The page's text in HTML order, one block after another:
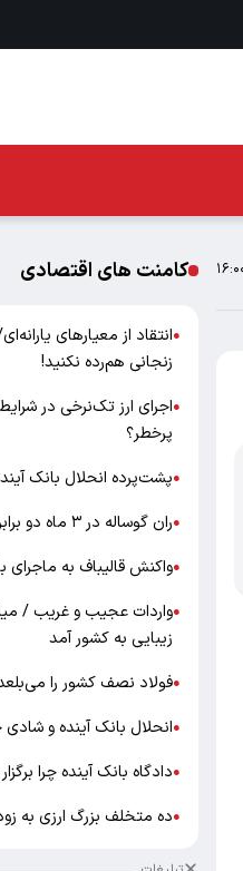
کامنت های اقتصادی
●انتقاد از معیارهای
زنجانی هم‌رده نکنید!
●اجرای ارز تک‌نرخی در
پرخطر؟
●پشت‌پرده انحلال بانک
●ران گوساله در ۳ ماه دو برابر شد؛ کسی حواسش هست؟
●واکنش قالیباف به ماجرای
●واردات عجیب و غریب /
زیبایی به کشور آمد
●فولاد نصف کشور را
●انحلال بانک آینده و
●دادگاه بانک آینده چرا
●ده متخلف بزرگ ارزی به